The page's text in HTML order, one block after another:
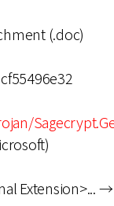
(.doc)
Extension>... →